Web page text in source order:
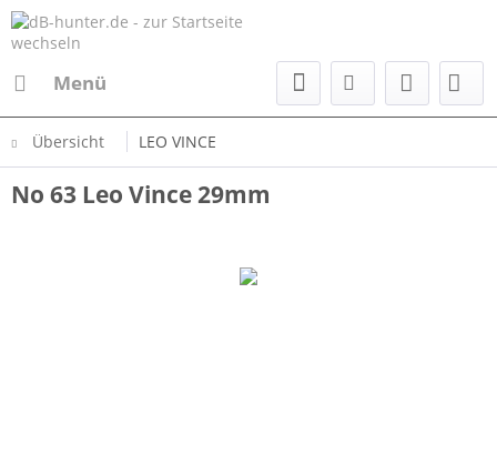
Menü
Übersicht LEO VINCE
No 63 Leo Vince 29mm